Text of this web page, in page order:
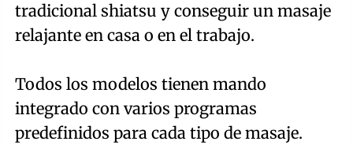
tradicional shiatsu y conseguir un masaje
relajante en casa o en el trabajo.
Todos los modelos tienen mando
integrado con varios programas
predefinidos para cada tipo de masaje.